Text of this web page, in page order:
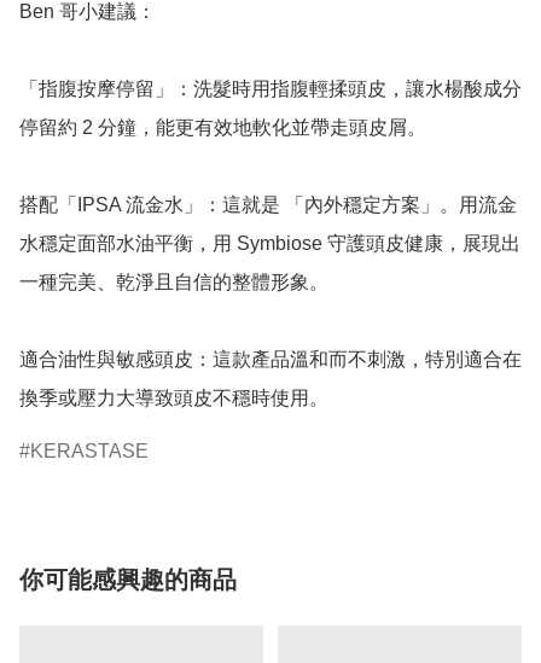
Ben 哥小建議：
「指腹按摩停留」：洗髮時用指腹輕揉頭皮，讓水楊酸成分
停留約 2 分鐘，能更有效地軟化並帶走頭皮屑。
搭配「IPSA 流金水」：這就是 「內外穩定方案」。用流金
水穩定面部水油平衡，用 Symbiose 守護頭皮健康，展現出
一種完美、乾淨且自信的整體形象。
適合油性與敏感頭皮：這款產品溫和而不刺激，特別適合在
換季或壓力大導致頭皮不穩時使用。
KERASTASE
你可能感興趣的商品